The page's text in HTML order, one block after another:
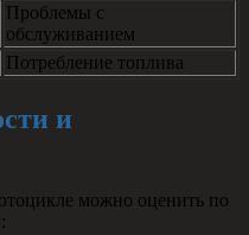
Проблемы с
обслуживанием
Потребление топлива
и
можно оценить по